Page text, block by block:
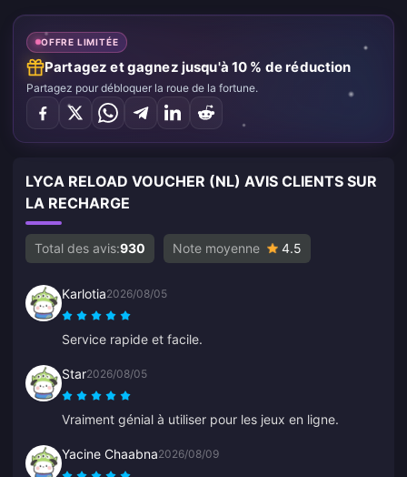
OFFRE LIMITÉE
Partagez et gagnez jusqu'à 10 % de réduction
Partagez pour débloquer la roue de la fortune.
LYCA RELOAD VOUCHER (NL) AVIS CLIENTS SUR
LA RECHARGE
Total des avis:930 Note moyenne 4.5
Karlotia2026/08/05
Service rapide et facile.
Star2026/08/05
Vraiment génial à utiliser pour les jeux en ligne.
Yacine Chaabna2026/08/09